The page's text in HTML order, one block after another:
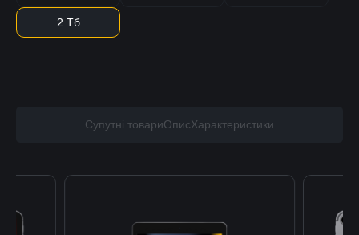
2 Тб
Супутні товариОписХарактеристики